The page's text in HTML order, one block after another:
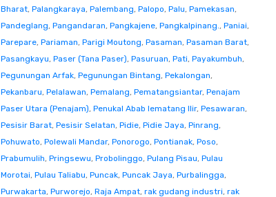
Bharat, Palangkaraya, Palembang, Palopo, Palu, Pamekasan,
Pandeglang, Pangandaran, Pangkajene, Pangkalpinang., Paniai,
Parepare, Pariaman, Parigi Moutong, Pasaman, Pasaman Barat,
Pasangkayu, Paser (Tana Paser), Pasuruan, Pati, Payakumbuh,
Pegunungan Arfak, Pegunungan Bintang, Pekalongan,
Pekanbaru, Pelalawan, Pemalang, Pematangsiantar, Penajam
Paser Utara (Penajam), Penukal Abab lematang Ilir, Pesawaran,
Pesisir Barat, Pesisir Selatan, Pidie, Pidie Jaya, Pinrang,
Pohuwato, Polewali Mandar, Ponorogo, Pontianak, Poso,
Prabumulih, Pringsewu, Probolinggo, Pulang Pisau, Pulau
Morotai, Pulau Taliabu, Puncak, Puncak Jaya, Purbalingga,
Purwakarta, Purworejo, Raja Ampat, rak gudang industri, rak